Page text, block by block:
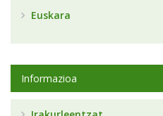
Euskara
Informazioa